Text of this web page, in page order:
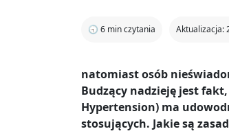
🕣 6 min czytania Aktualizacja:
natomiast osób
Budzący nadzieję jest
Hypertension) ma
stosujących. Jakie są